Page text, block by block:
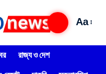
Aa
রাজ্য ও দেশ